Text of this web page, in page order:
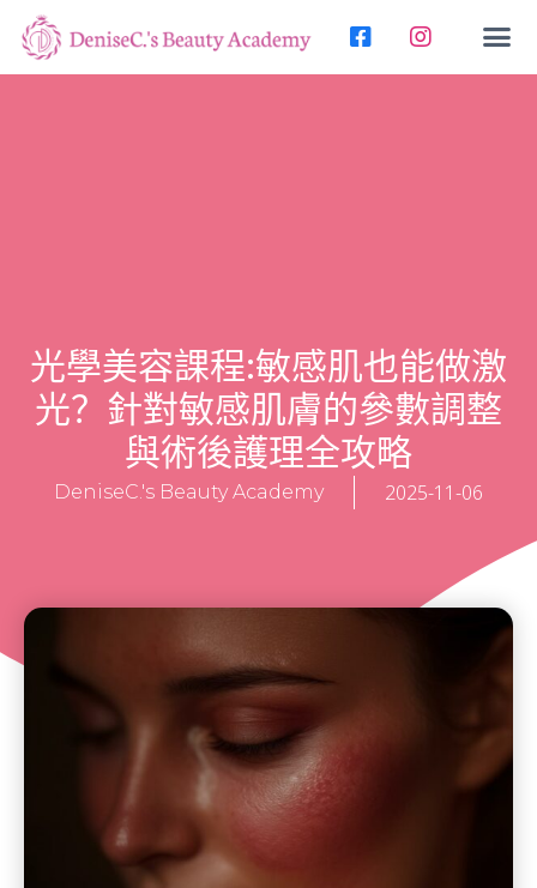
光學美容課程:敏感肌也能做激
光？針對敏感肌膚的參數調整
與術後護理全攻略
DeniseC.'s Beauty Academy 2025-11-06